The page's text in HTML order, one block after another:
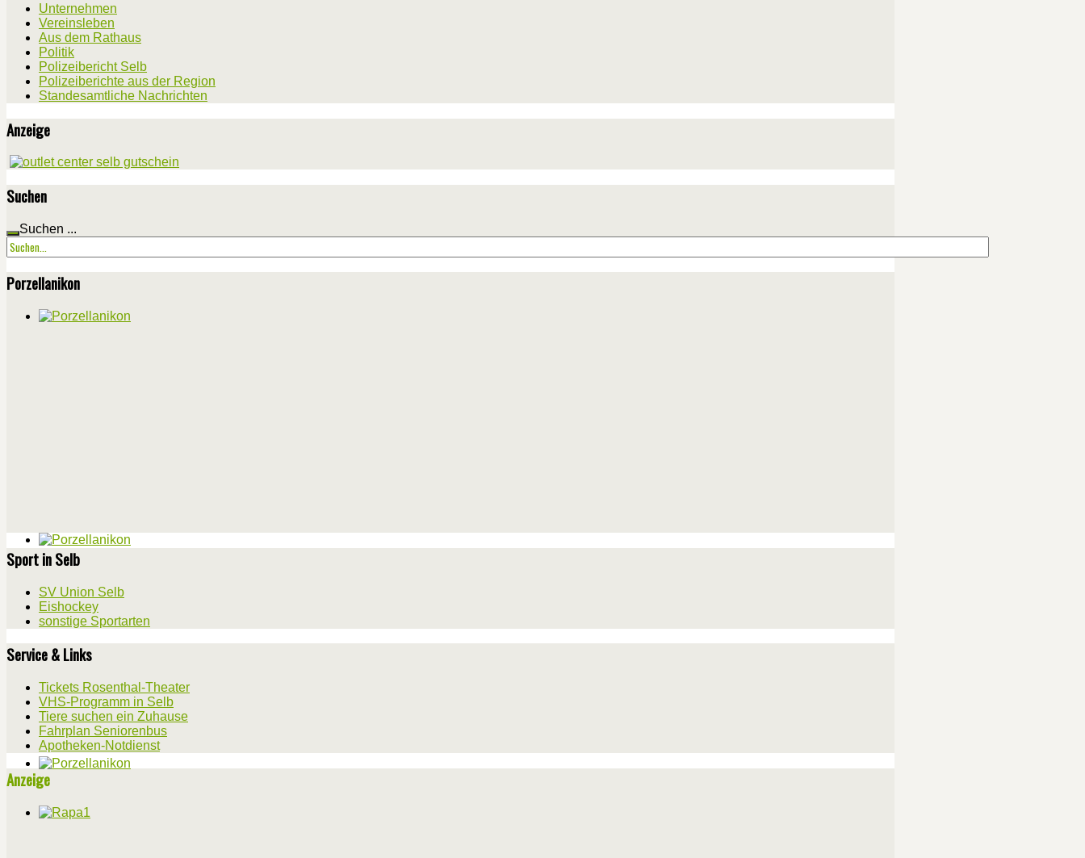
Unternehmen
Vereinsleben
Aus dem Rathaus
Politik
Polizeibericht Selb
Polizeiberichte aus der Region
Standesamtliche Nachrichten
Anzeige
Suchen
Suchen ...
Porzellanikon
Sport in Selb
SV Union Selb
Eishockey
sonstige Sportarten
Service & Links
Tickets Rosenthal-Theater
VHS-Programm in Selb
Tiere suchen ein Zuhause
Fahrplan Seniorenbus
Apotheken-Notdienst
Anzeige